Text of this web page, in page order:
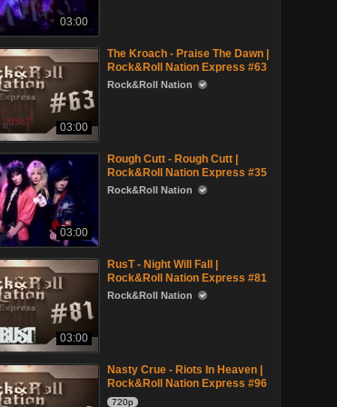
03:00
03:00
The Kroach - Praise The Dawn |
Rock&Roll Nation Express #63
Rock&Roll Nation
03:00
Rough Cutt - Rough Cutt |
Rock&Roll Nation Express #35
Rock&Roll Nation
03:00
RusT - Night Will Fall |
Rock&Roll Nation Express #81
Rock&Roll Nation
Nasty Crue - Riots In Heaven |
Rock&Roll Nation Express #96
720p